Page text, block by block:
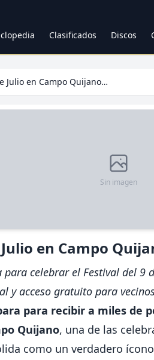
Clasificados Discos
Gran Festival del 9 de Julio en Campo Quijano: Música y Tradición
Sin imagen
en Campo
para celebrar el Festival del 9
y acceso gratuito para
para recibir a miles de
Quijano, una de las
como un verdadero